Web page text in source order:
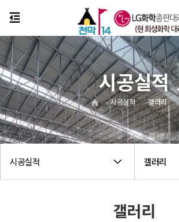
시공실적 갤러리
시공실적 갤러리
시공실적
갤러리